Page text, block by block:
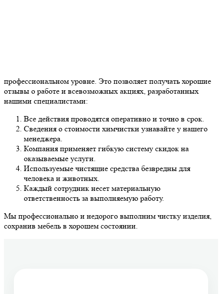
профессиональном уровне. Это позволяет получать хорошие
отзывы о работе и всевозможных акциях, разработанных
нашими специалистами:
Все действия проводятся оперативно и точно в срок.
Сведения о стоимости химчистки узнавайте у нашего
менеджера.
Компания применяет гибкую систему скидок на
оказываемые услуги.
Используемые чистящие средства безвредны для
человека и животных.
Каждый сотрудник несет материальную
ответственность за выполняемую работу.
Мы профессионально и недорого выполним чистку изделия,
сохранив мебель в хорошем состоянии.